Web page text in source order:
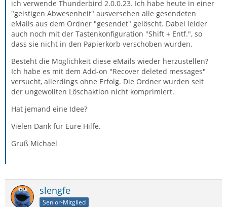
ich verwende Thunderbird 2.0.0.23. Ich habe heute in einer
"geistigen Abwesenheit" ausversehen alle gesendeten
eMails aus dem Ordner "gesendet" gelöscht. Dabei leider
auch noch mit der Tastenkonfiguration "Shift + Entf.", so
dass sie nicht in den Papierkorb verschoben wurden.
Besteht die Möglichkeit diese eMails wieder herzustellen?
Ich habe es mit dem Add-on "Recover deleted messages"
versucht, allerdings ohne Erfolg. Die Ordner wurden seit
der ungewollten Löschaktion nicht komprimiert.
Hat jemand eine Idee?
Vielen Dank für Eure Hilfe.
Gruß Michael
slengfe
Senior-Mitglied